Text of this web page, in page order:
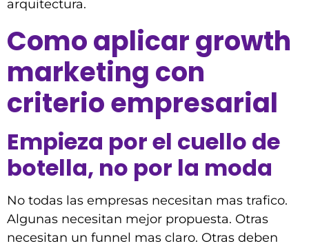
arquitectura.
Como aplicar growth
marketing con
criterio empresarial
Empieza por el cuello de
botella, no por la moda
No todas las empresas necesitan mas trafico.
Algunas necesitan mejor propuesta. Otras
necesitan un funnel mas claro. Otras deben